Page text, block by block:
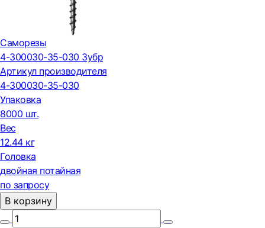
Саморезы
4-300030-35-030 Зубр
Артикул производителя
4-300030-35-030
Упаковка
8000 шт.
Вес
12.44 кг
Головка
двойная потайная
по запросу
В корзину